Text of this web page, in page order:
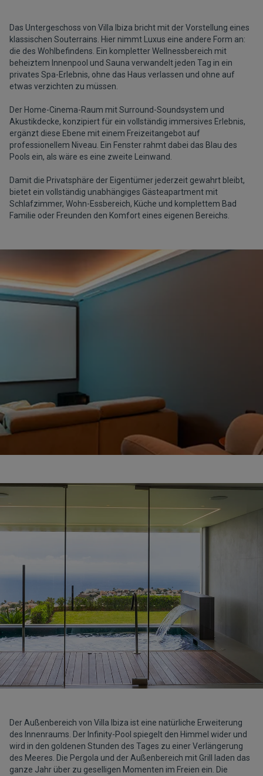
Das Untergeschoss von Villa Ibiza bricht mit der Vorstellung eines
klassischen Souterrains. Hier nimmt Luxus eine andere Form an:
die des Wohlbefindens. Ein kompletter Wellnessbereich mit
beheiztem Innenpool und Sauna verwandelt jeden Tag in ein
privates Spa-Erlebnis, ohne das Haus verlassen und ohne auf
etwas verzichten zu müssen.
Der Home-Cinema-Raum mit Surround-Soundsystem und
Akustikdecke, konzipiert für ein vollständig immersives Erlebnis,
ergänzt diese Ebene mit einem Freizeitangebot auf
professionellem Niveau. Ein Fenster rahmt dabei das Blau des
Pools ein, als wäre es eine zweite Leinwand.
Damit die Privatsphäre der Eigentümer jederzeit gewahrt bleibt,
bietet ein vollständig unabhängiges Gästeapartment mit
Schlafzimmer, Wohn-Essbereich, Küche und komplettem Bad
Familie oder Freunden den Komfort eines eigenen Bereichs.
Der Außenbereich von Villa Ibiza ist eine natürliche Erweiterung
des Innenraums. Der Infinity-Pool spiegelt den Himmel wider und
wird in den goldenen Stunden des Tages zu einer Verlängerung
des Meeres. Die Pergola und der Außenbereich mit Grill laden das
ganze Jahr über zu geselligen Momenten im Freien ein. Die